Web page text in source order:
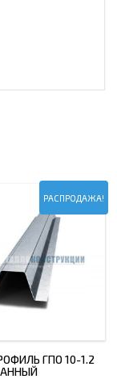
РАСПРОДАЖА!
ГПО 10-1.2